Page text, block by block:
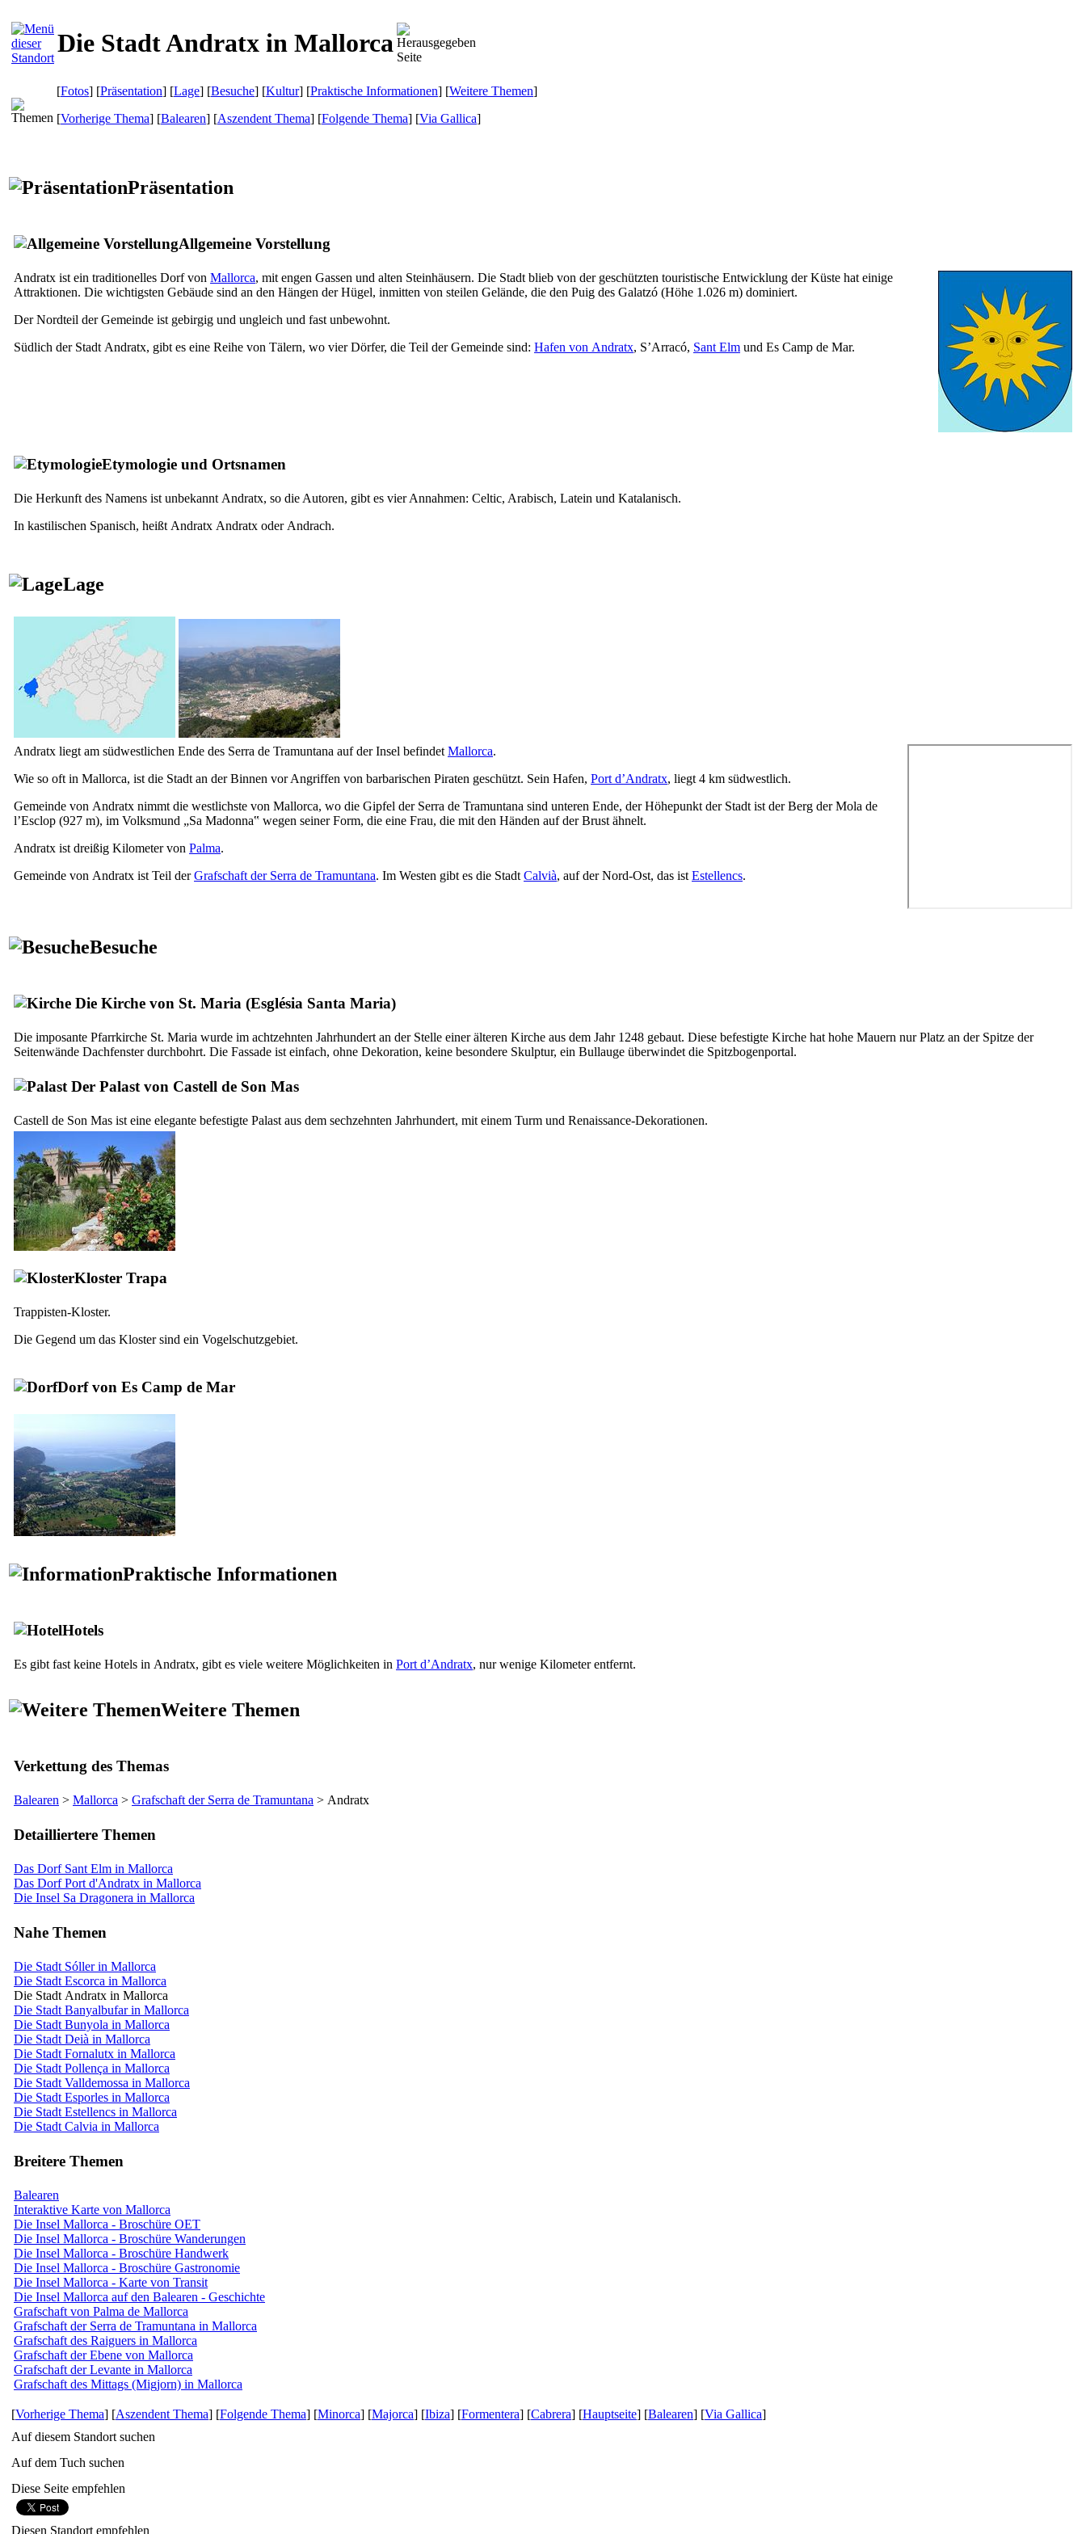
Die Stadt Andratx in Mallorca
[Fotos] [Präsentation] [Lage] [Besuche] [Kultur] [Praktische Informationen] [Weitere Themen]
[Vorherige Thema] [Balearen] [Aszendent Thema] [Folgende Thema] [Via Gallica]
Präsentation
Allgemeine Vorstellung
Andratx ist ein traditionelles Dorf von Mallorca, mit engen Gassen und alten Steinhäusern. Die Stadt blieb von der geschützten touristische Entwicklung der Küste hat einige
Attraktionen. Die wichtigsten Gebäude sind an den Hängen der Hügel, inmitten von steilen Gelände, die den Puig des Galatzó (Höhe 1.026 m) dominiert.
Der Nordteil der Gemeinde ist gebirgig und ungleich und fast unbewohnt.
Südlich der Stadt Andratx, gibt es eine Reihe von Tälern, wo vier Dörfer, die Teil der Gemeinde sind: Hafen von Andratx, S’Arracó, Sant Elm und Es Camp de Mar.
Etymologie und Ortsnamen
Die Herkunft des Namens ist unbekannt Andratx, so die Autoren, gibt es vier Annahmen: Celtic, Arabisch, Latein und Katalanisch.
In kastilischen Spanisch, heißt Andratx Andratx oder Andrach.
Lage
Andratx liegt am südwestlichen Ende des Serra de Tramuntana auf der Insel befindet Mallorca.
Wie so oft in Mallorca, ist die Stadt an der Binnen vor Angriffen von barbarischen Piraten geschützt. Sein Hafen, Port d’Andratx, liegt 4 km südwestlich.
Gemeinde von Andratx nimmt die westlichste von Mallorca, wo die Gipfel der Serra de Tramuntana sind unteren Ende, der Höhepunkt der Stadt ist der Berg derMola de
l’Esclop (927 m), im Volksmund „Sa Madonna‟ wegen seiner Form, die eine Frau, die mit den Händen auf der Brust ähnelt.
Andratx ist dreißig Kilometer von Palma.
Gemeinde von Andratx ist Teil derGrafschaft der Serra de Tramuntana. Im Westen gibt es die Stadt Calvià, auf der Nord-Ost, das ist Estellencs.
Besuche
Die Kirche von St. Maria (Església Santa Maria)
Die imposante Pfarrkirche St. Maria wurde im achtzehnten Jahrhundert an der Stelle einer älteren Kirche aus dem Jahr 1248 gebaut. Diese befestigte Kirche hat hohe Mauern nur Platz an der Spitze der
Seitenwände Dachfenster durchbohrt. Die Fassade ist einfach, ohne Dekoration, keine besondere Skulptur, ein Bullauge überwindet die Spitzbogenportal.
Der Palast von Castell de Son Mas
Castell de Son Mas ist eine elegante befestigte Palast aus dem sechzehnten Jahrhundert, mit einem Turm und Renaissance-Dekorationen.
Kloster Trapa
Trappisten-Kloster.
Die Gegend um das Kloster sind ein Vogelschutzgebiet.
Dorf von Es Camp de Mar
Praktische Informationen
Hotels
Es gibt fast keine Hotels in Andratx, gibt es viele weitere Möglichkeiten in Port d’Andratx, nur wenige Kilometer entfernt.
Weitere Themen
Verkettung des Themas
Balearen > Mallorca > Grafschaft der Serra de Tramuntana > Andratx
Detailliertere Themen
Das Dorf Sant Elm in Mallorca
Das Dorf Port d'Andratx in Mallorca
Die Insel Sa Dragonera in Mallorca
Nahe Themen
Die Stadt Sóller in Mallorca
Die Stadt Escorca in Mallorca
Die Stadt Andratx in Mallorca
Die Stadt Banyalbufar in Mallorca
Die Stadt Bunyola in Mallorca
Die Stadt Deià in Mallorca
Die Stadt Fornalutx in Mallorca
Die Stadt Pollença in Mallorca
Die Stadt Valldemossa in Mallorca
Die Stadt Esporles in Mallorca
Die Stadt Estellencs in Mallorca
Die Stadt Calvia in Mallorca
Breitere Themen
Balearen
Interaktive Karte von Mallorca
Die Insel Mallorca - Broschüre OET
Die Insel Mallorca - Broschüre Wanderungen
Die Insel Mallorca - Broschüre Handwerk
Die Insel Mallorca - Broschüre Gastronomie
Die Insel Mallorca - Karte von Transit
Die Insel Mallorca auf den Balearen - Geschichte
Grafschaft von Palma de Mallorca
Grafschaft der Serra de Tramuntana in Mallorca
Grafschaft des Raiguers in Mallorca
Grafschaft der Ebene von Mallorca
Grafschaft der Levante in Mallorca
Grafschaft des Mittags (Migjorn) in Mallorca
[Vorherige Thema] [Aszendent Thema] [Folgende Thema] [Minorca] [Majorca] [Ibiza] [Formentera] [Cabrera] [Hauptseite] [Balearen] [Via Gallica]
Auf diesem Standort suchen
Auf dem Tuch suchen
Diese Seite empfehlen
Diesen Standort empfehlen